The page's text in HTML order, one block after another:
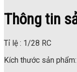
Thông tin
Tỉ lệ : 1/28 RC
Kích thước sản